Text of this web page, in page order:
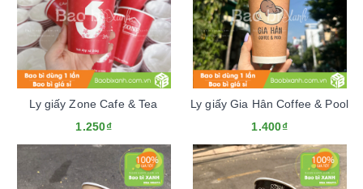
Ly giấy Zone Cafe & Tea
1.250₫
Ly giấy Gia Hân Coffee & Pool
1.400₫